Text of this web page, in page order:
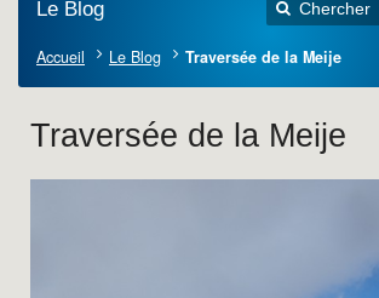
Le Blog
Accueil Le Blog Traversée de la Meije
Traversée de la Meije